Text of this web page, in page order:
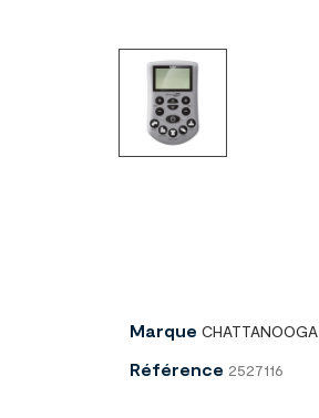
Marque CHATTANOOGA
Référence 2527116